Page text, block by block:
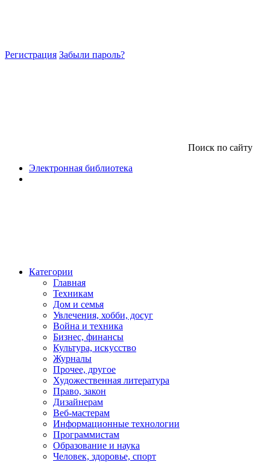
Регистрация Забыли пароль?
Поиск по сайту
Электронная библиотека
Категории
Главная
Техникам
Дом и семья
Увлечения, хобби, досуг
Война и техника
Бизнес, финансы
Культура, искусство
Журналы
Прочее, другое
Художественная литература
Право, закон
Дизайнерам
Веб-мастерам
Информационные технологии
Программистам
Образование и наука
Человек, здоровье, спорт